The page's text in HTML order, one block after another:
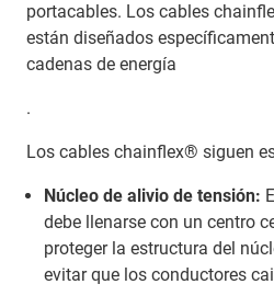
portacables. Los cables
están diseñados
cadenas de energía
.
Los cables chainflex® siguen
Núcleo de alivio de tensión:
debe llenarse con un centro
proteger la estructura del
evitar que los conductores